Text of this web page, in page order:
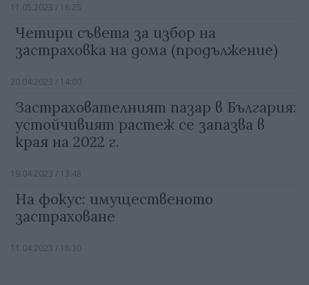
11.05.2023 / 16:25
Четири съвета за избор на
застраховка на дома (продължение)
20.04.2023 / 14:00
Застрахователният пазар в България:
устойчивият растеж се запазва в
края на 2022 г.
19.04.2023 / 13:48
На фокус: имущественото
застраховане
11.04.2023 / 18:30